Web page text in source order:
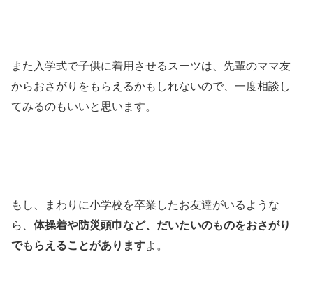
また入学式で子供に着用させるスーツは、先輩のママ友
からおさがりをもらえるかもしれないので、一度相談し
てみるのもいいと思います。
もし、まわりに小学校を卒業したお友達がいるような
ら、体操着や防災頭巾など、だいたいのものをおさがり
でもらえることがありますよ。